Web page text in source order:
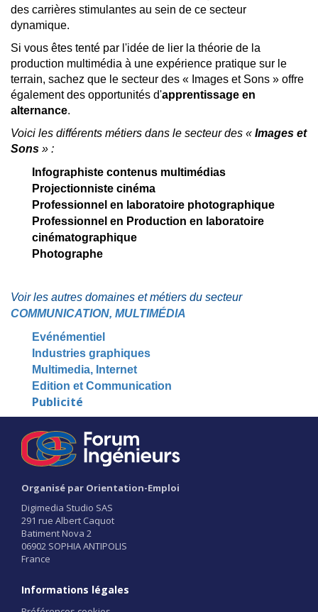
des carrières stimulantes au sein de ce secteur
dynamique.
Si vous êtes tenté par l'idée de lier la théorie de la
production multimédia à une expérience pratique sur le
terrain, sachez que le secteur des « Images et Sons » offre
également des opportunités d'apprentissage en
alternance.
Voici les différents métiers dans le secteur des « Images et
Sons » :
Infographiste contenus multimédias
Projectionniste cinéma
Professionnel en laboratoire photographique
Professionnel en Production en laboratoire
cinématographique
Photographe
Voir les autres domaines et métiers du secteur
COMMUNICATION, MULTIMÉDIA
Evénémentiel
Industries graphiques
Multimedia, Internet
Edition et Communication
Publicité
Organisé par Orientation-Emploi
Digimedia Studio SAS
291 rue Albert Caquot
Batiment Nova 2
06902 SOPHIA ANTIPOLIS
France
Informations légales